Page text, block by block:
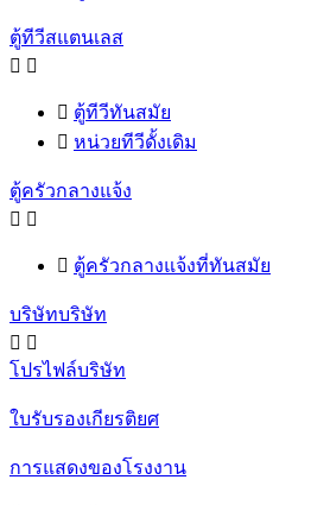
ตู้ทีวีสแตนเลส
 
 ตู้ทีวีทันสมัย
 หน่วยทีวีดั้งเดิม
ตู้ครัวกลางแจ้ง
 
 ตู้ครัวกลางแจ้งที่ทันสมัย
บริษัทบริษัท
 
โปรไฟล์บริษัท
ใบรับรองเกียรติยศ
การแสดงของโรงงาน